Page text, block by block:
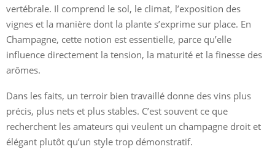
vertébrale. Il comprend le sol, le climat, l’exposition des
vignes et la manière dont la plante s’exprime sur place. En
Champagne, cette notion est essentielle, parce qu’elle
influence directement la tension, la maturité et la finesse des
arômes.
Dans les faits, un terroir bien travaillé donne des vins plus
précis, plus nets et plus stables. C’est souvent ce que
recherchent les amateurs qui veulent un champagne droit et
élégant plutôt qu’un style trop démonstratif.